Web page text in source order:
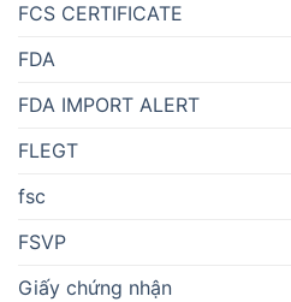
FCS CERTIFICATE
FDA
FDA IMPORT ALERT
FLEGT
fsc
FSVP
Giấy chứng nhận